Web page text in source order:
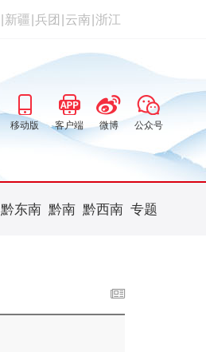
新疆 兵团 云南 浙江
移动版 客户端 微博 公众号
黔东南 黔南 黔西南 专题